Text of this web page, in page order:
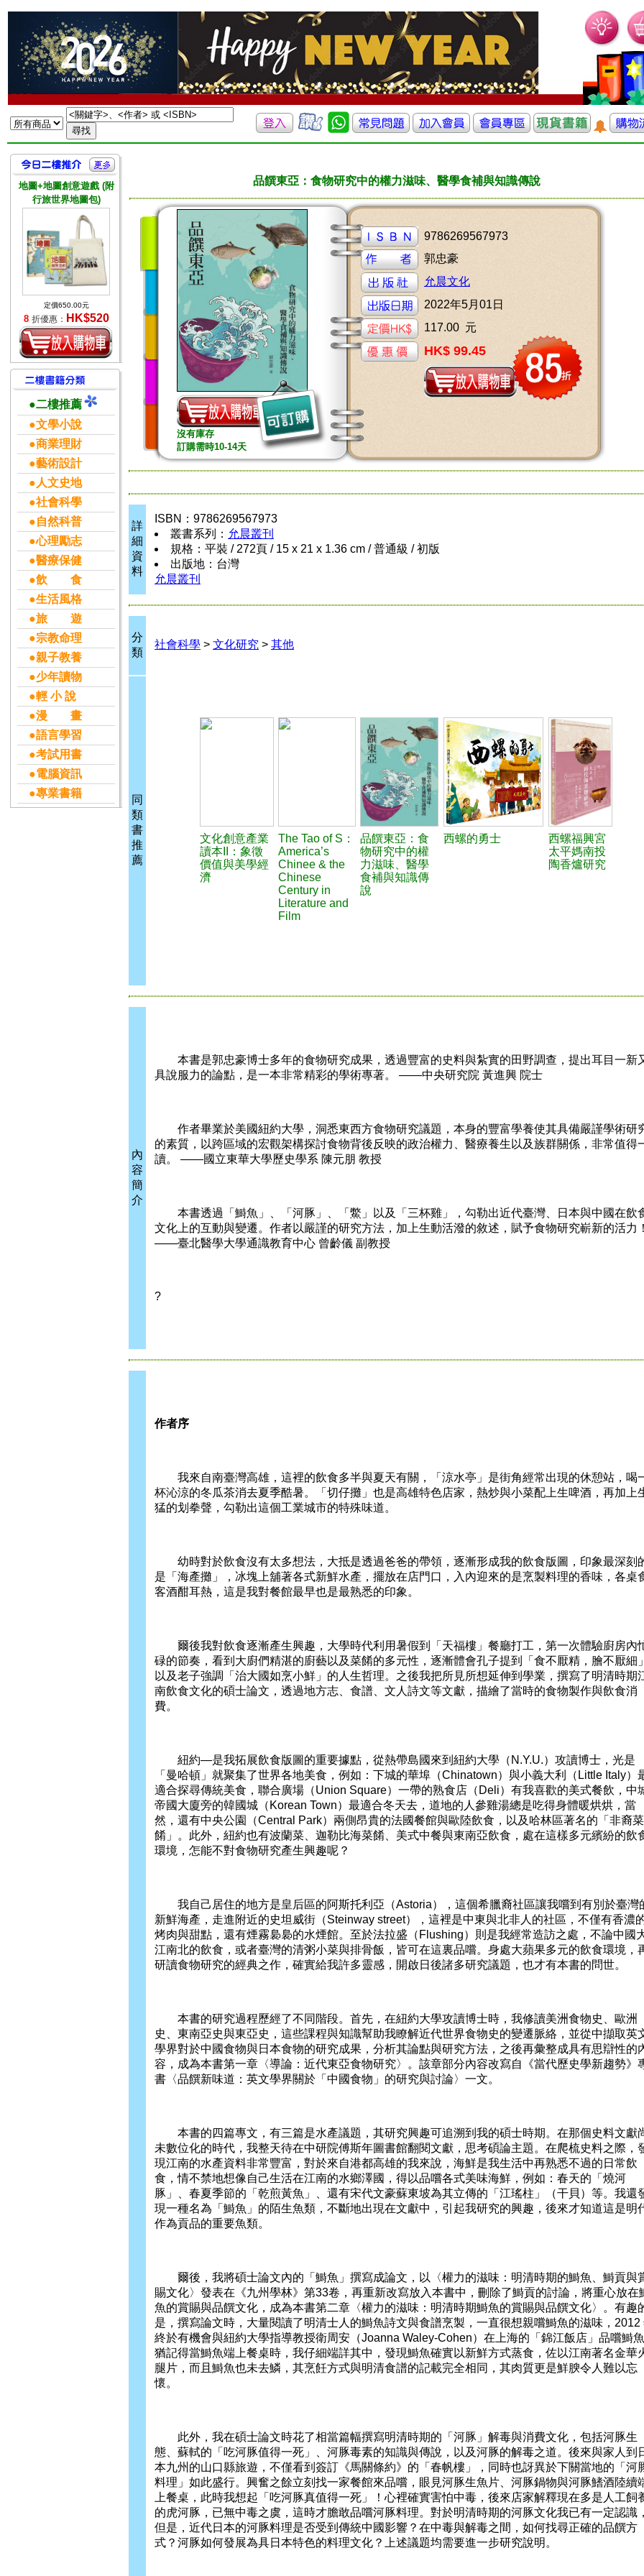
地圖+地圖創意遊戲 (附
行旅世界地圖包)
定價650.00元
8 折優惠： HK$520
●二樓推薦
●文學小說
●商業理財
●藝術設計
●人文史地
●社會科學
●自然科普
●心理勵志
●醫療保健
●飲 食
●生活風格
●旅 遊
●宗教命理
●親子教養
●少年讀物
●輕 小 說
●漫 畫
●語言學習
●考試用書
●電腦資訊
●專業書籍
品饌東亞：食物研究中的權力滋味、醫學食補與知識傳說
沒有庫存
訂購需時10-14天
9786269567973
郭忠豪
允晨文化
2022年5月01日
117.00 元
HK$ 99.45
詳
細
資
料
ISBN：9786269567973
叢書系列： 允晨叢刊
規格：平裝 / 272頁 / 15 x 21 x 1.36 cm / 普通級 / 初版
出版地：台灣
允晨叢刊
分
類
社會科學 > 文化研究 > 其他
同
類
書
推
薦
文化創意產業
讀本II：象徵
價值與美學經
濟
The Tao of S：
America’s
Chinee & the
Chinese
Century in
Literature and
Film
品饌東亞：食
物研究中的權
力滋味、醫學
食補與知識傳
說
西螺的勇士
西螺福興宮
太平媽南投
陶香爐研究
內
容
簡
介
本書是郭忠豪博士多年的食物研究成果，透過豐富的史料與紮實的田野調查，提出耳目一新
具說服力的論點，是一本非常精彩的學術專著。 ——中央研究院 黃進興 院士
作者畢業於美國紐約大學，洞悉東西方食物研究議題，本身的豐富學養使其具備嚴謹學術研
的素質，以跨區域的宏觀架構探討食物背後反映的政治權力、醫療養生以及族群關係，非常值得
讀。 ——國立東華大學歷史學系 陳元朋 教授
本書透過「鰣魚」、「河豚」、「鱉」以及「三杯雞」，勾勒出近代臺灣、日本與中國在飲
文化上的互動與變遷。作者以嚴謹的研究方法，加上生動活潑的敘述，賦予食物研究嶄新的活力！
——臺北醫學大學通識教育中心 曾齡儀 副教授
?
作者序
我來自南臺灣高雄，這裡的飲食多半與夏天有關，「涼水亭」是街角經常出現的休憩站，喝
杯沁涼的冬瓜茶消去夏季酷暑。「切仔攤」也是高雄特色店家，熱炒與小菜配上生啤酒，再加上
猛的划拳聲，勾勒出這個工業城市的特殊味道。
幼時對於飲食沒有太多想法，大抵是透過爸爸的帶領，逐漸形成我的飲食版圖，印象最深刻
是「海產攤」，冰塊上舖著各式新鮮水產，擺放在店門口，入內迎來的是烹製料理的香味，各桌
客酒酣耳熱，這是我對餐館最早也是最熟悉的印象。
爾後我對飲食逐漸產生興趣，大學時代利用暑假到「天福樓」餐廳打工，第一次體驗廚房內
碌的節奏，看到大廚們精湛的廚藝以及菜餚的多元性，逐漸體會孔子提到「食不厭精，膾不厭細」
以及老子強調「治大國如烹小鮮」的人生哲理。之後我把所見所想延伸到學業，撰寫了明清時期
南飲食文化的碩士論文，透過地方志、食譜、文人詩文等文獻，描繪了當時的食物製作與飲食消
費。
紐約—是我拓展飲食版圖的重要據點，從熱帶島國來到紐約大學（N.Y.U.）攻讀博士，光是
「曼哈頓」就聚集了世界各地美食，例如：下城的華埠（Chinatown）與小義大利（Little Italy）
適合探尋傳統美食，聯合廣場（Union Square）一帶的熟食店（Deli）有我喜歡的美式餐飲，中
帝國大廈旁的韓國城（Korean Town）最適合冬天去，道地的人參雞湯總是吃得身體暖烘烘，當
然，還有中央公園（Central Park）兩側昂貴的法國餐館與歐陸飲食，以及哈林區著名的「非裔菜
餚」。此外，紐約也有波蘭菜、迦勒比海菜餚、美式中餐與東南亞飲食，處在這樣多元繽紛的飲
環境，怎能不對食物研究產生興趣呢？
我自己居住的地方是皇后區的阿斯托利亞（Astoria），這個希臘裔社區讓我嚐到有別於臺灣
新鮮海產，走進附近的史坦威街（Steinway street），這裡是中東與北非人的社區，不僅有香濃
烤肉與甜點，還有煙霧裊裊的水煙館。至於法拉盛（Flushing）則是我經常造訪之處，不論中國
江南北的飲食，或者臺灣的清粥小菜與排骨飯，皆可在這裏品嚐。身處大蘋果多元的飲食環境，
研讀食物研究的經典之作，確實給我許多靈感，開啟日後諸多研究議題，也才有本書的問世。
本書的研究過程歷經了不同階段。首先，在紐約大學攻讀博士時，我修讀美洲食物史、歐洲
史、東南亞史與東亞史，這些課程與知識幫助我瞭解近代世界食物史的變遷脈絡，並從中擷取英
學界對於中國食物與日本食物的研究成果，分析其論點與研究方法，之後再彙整成具有思辯性的
容，成為本書第一章〈導論：近代東亞食物研究〉。該章部分內容改寫自《當代歷史學新趨勢》
書〈品饌新味道：英文學界關於「中國食物」的研究與討論〉一文。
本書的四篇專文，有三篇是水產議題，其研究興趣可追溯到我的碩士時期。在那個史料文獻
未數位化的時代，我整天待在中研院傅斯年圖書館翻閱文獻，思考碩論主題。在爬梳史料之際，
現江南的水產資料非常豐富，對於來自港都高雄的我來說，海鮮是我生活中再熟悉不過的日常飲
食，情不禁地想像自己生活在江南的水鄉澤國，得以品嚐各式美味海鮮，例如：春天的「燒河
豚」、春夏季節的「乾煎黃魚」、還有宋代文豪蘇東坡為其立傳的「江瑤柱」（干貝）等。我還
現一種名為「鰣魚」的陌生魚類，不斷地出現在文獻中，引起我研究的興趣，後來才知道這是明
作為貢品的重要魚類。
爾後，我將碩士論文內的「鰣魚」撰寫成論文，以〈權力的滋味：明清時期的鰣魚、鰣貢與
賜文化〉發表在《九州學林》第33卷，再重新改寫放入本書中，刪除了鰣貢的討論，將重心放在
魚的賞賜與品饌文化，成為本書第二章〈權力的滋味：明清時期鰣魚的賞賜與品饌文化〉。有趣
是，撰寫論文時，大量閱讀了明清士人的鰣魚詩文與食譜烹製，一直很想親嚐鰣魚的滋味，2012
終於有機會與紐約大學指導教授衛周安（Joanna Waley-Cohen）在上海的「錦江飯店」品嚐鰣魚
猶記得當鰣魚端上餐桌時，我仔細端詳其中，發現鰣魚確實以新鮮方式蒸食，佐以江南著名金華
腿片，而且鰣魚也未去鱗，其烹飪方式與明清食譜的記載完全相同，其肉質更是鮮腴令人難以忘
懷。
此外，我在碩士論文時花了相當篇幅撰寫明清時期的「河豚」解毒與消費文化，包括河豚生
態、蘇軾的「吃河豚值得一死」、河豚毒素的知識與傳說，以及河豚的解毒之道。後來與家人到
本九州的山口縣旅遊，不僅看到簽訂《馬關條約》的「春帆樓」，同時也訝異於下關當地的「河
料理」如此盛行。興奮之餘立刻找一家餐館來品嚐，眼見河豚生魚片、河豚鍋物與河豚鰭酒陸續
上餐桌，此時我想起「吃河豚真值得一死」！心裡確實害怕中毒，後來店家解釋現在多是人工飼
的虎河豚，已無中毒之虞，這時才膽敢品嚐河豚料理。對於明清時期的河豚文化我已有一定認識，
但是，近代日本的河豚料理是否受到傳統中國影響？在中毒與解毒之間，如何找尋正確的品饌方
式？河豚如何發展為具日本特色的料理文化？上述議題均需要進一步研究說明。